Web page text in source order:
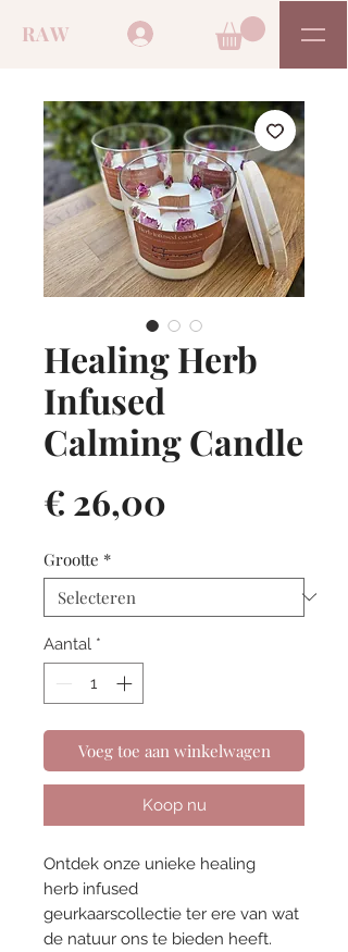
RAW
Healing Herb
Infused
Calming Candle
€ 26,00
Grootte *
Aantal *
Voeg toe aan winkelwagen
Koop nu
Ontdek onze unieke healing
herb infused
geurkaarscollectie ter ere van wat
de natuur ons te bieden heeft.